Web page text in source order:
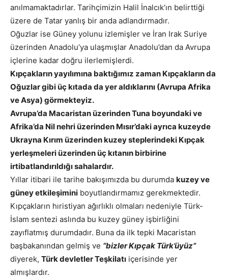
anılmamaktadırlar. Tarihçimizin Halil İnalcık‘ın belirttiği
üzere de Tatar yanlış bir anda adlandırmadır.
Oğuzlar ise Güney yolunu izlemişler ve İran Irak Suriye
üzerinden Anadolu’ya ulaşmışlar Anadolu’dan da Avrupa
içlerine kadar doğru ilerlemişlerdi.
Kıpçakların yayılımına baktığımız zaman Kıpçakların da
Oğuzlar gibi üç kıtada da yer aldıklarını (Avrupa Afrika
ve Asya) görmekteyiz.
Avrupa’da Macaristan üzerinden Tuna boyundaki ve
Afrika’da Nil nehri üzerinden Mısır’daki ayrıca kuzeyde
Ukrayna Kırım üzerinden kuzey steplerindeki Kıpçak
yerleşmeleri üzerinden üç kıtanın birbirine
irtibatlandırıldığı sahalardır.
Yıllar itibari ile tarihe bakışımızda bu durumda kuzey ve
güney etkileşimini boyutlandırmamız gerekmektedir.
Kıpçakların hıristiyan ağırlıklı olmaları nedeniyle Türk-
İslam sentezi aslında bu kuzey güney işbirliğini
zayıflatmış durumdadır. Buna da ilk tepki Macaristan
başbakanından gelmiş ve “bizler Kıpçak Türk’üyüz”
diyerek, Türk devletler Teşkilatı içerisinde yer
almışlardır.